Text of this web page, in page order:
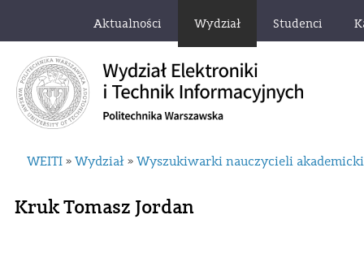
Aktualności Wydział Studenci
WEITI » Wydział » Wyszukiwarki nauczycieli
Kruk Tomasz Jordan